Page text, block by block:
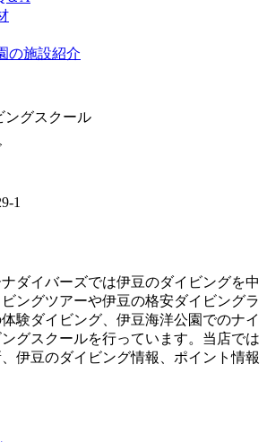
ングスクール
1
ダイバーズでは伊豆のダイビングを中
ングツアーや伊豆の格安ダイビングラ
験ダイビング、伊豆海洋公園でのナイ
グスクールを行っています。当店では
伊豆のダイビング情報、ポイント情報